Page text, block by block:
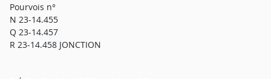
Pourvois n°
N 23-14.455
Q 23-14.457
R 23-14.458 JONCTION